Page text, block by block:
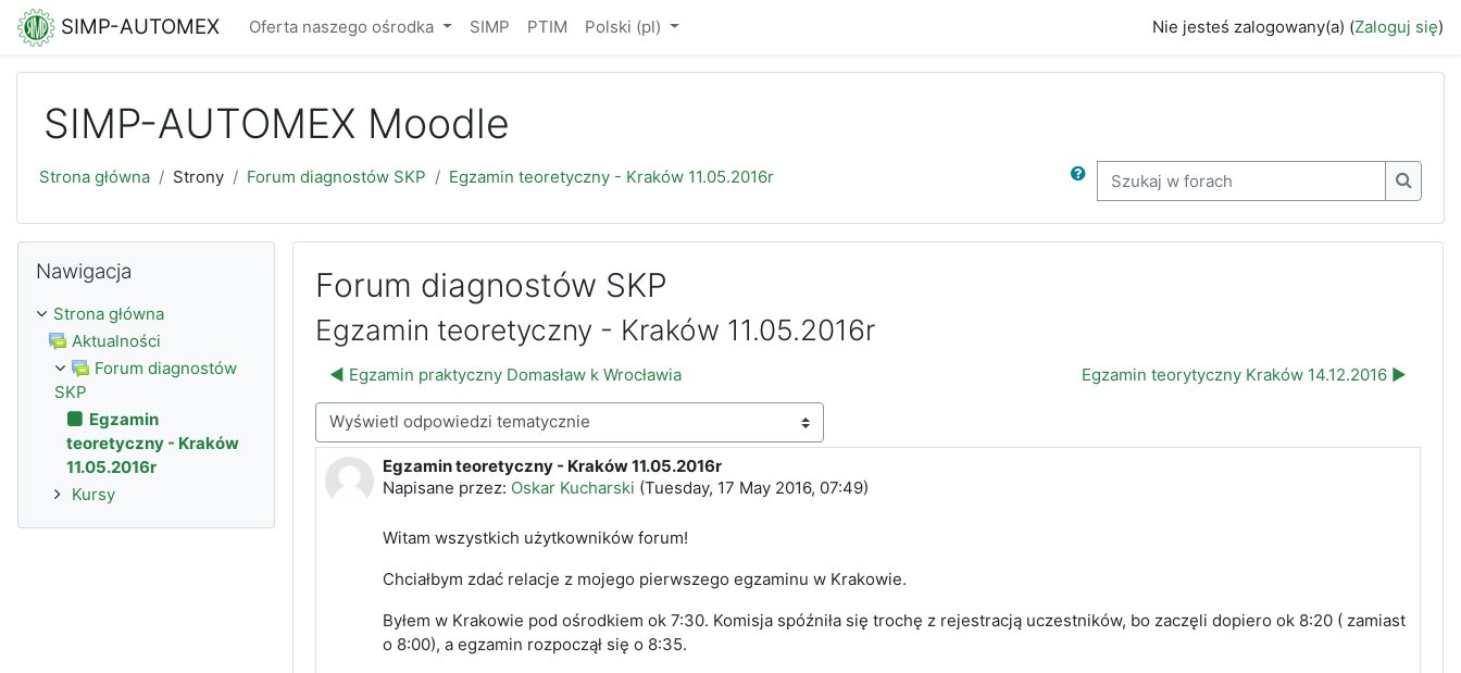
Przejdź do głównej zawartości
SIMP-AUTOMEX Oferta naszego ośrodka SIMP PTIM Polski ‎(pl)‎ Nie jesteś zalogowany(a) (Zaloguj się)
SIMP-AUTOMEX Moodle
Strona główna Strony Forum diagnostów SKP Egzamin teoretyczny - Kraków 11.05.2016r
Szukaj w forach
Szukaj
Forum diagnostów SKP
Egzamin teoretyczny - Kraków 11.05.2016r
◀︎ Egzamin praktyczny Domasław k Wrocławia Egzamin teorytyczny Kraków 14.12.2016 ▶︎
Sposób wyświetlania
Egzamin teoretyczny - Kraków 11.05.2016r
Napisane przez: Oskar Kucharski (Tuesday, 17 May 2016, 07:49)
Liczba odpowiedzi: 0
Witam wszystkich użytkowników forum!
Chciałbym zdać relacje z mojego pierwszego egzaminu w Krakowie.
Byłem w Krakowie pod ośrodkiem ok 7:30. Komisja spóźniła się trochę z rejestracją uczestników, bo zaczęli dopiero ok 8:20 ( zamiast
o 8:00), a egzamin rozpoczął się o 8:35.
Nawigacja
Strona główna
Aktualności
Forum diagnostów
SKP
Egzamin
teoretyczny - Kraków
11.05.2016r
Kursy